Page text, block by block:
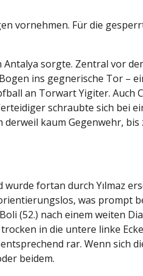
vornehmen. Für die
sorgte. Zentral vor
ins gegnerische Tor –
an Torwart Yigiter. Auch
schraubte sich bei
kaum Gegenwehr, bis
fortan durch Yılmaz
was prompt
(52.) nach einem weiten
in die untere linke
rar. Wenn sich
beidem.